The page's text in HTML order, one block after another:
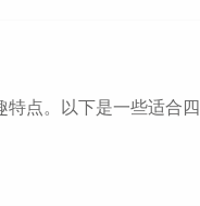
点。以下是一些适合四